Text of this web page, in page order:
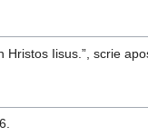
Iisus.”, scrie